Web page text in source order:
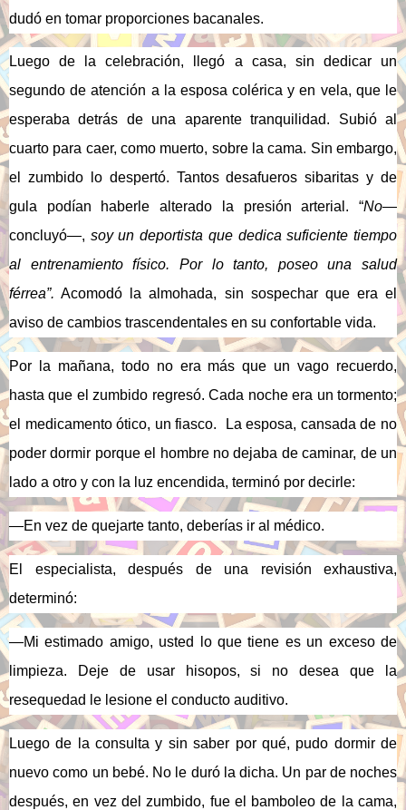
dudó en tomar proporciones bacanales.
Luego de la celebración, llegó a casa, sin dedicar un
segundo de atención a la esposa colérica y en vela, que le
esperaba detrás de una aparente tranquilidad. Subió al
cuarto para caer, como muerto, sobre la cama. Sin embargo,
el zumbido lo despertó. Tantos desafueros sibaritas y de
gula podían haberle alterado la presión arterial. “No—
concluyó—, soy un deportista que dedica suficiente tiempo
al entrenamiento físico. Por lo tanto, poseo una salud
férrea”. Acomodó la almohada, sin sospechar que era el
aviso de cambios trascendentales en su confortable vida.
Por la mañana, todo no era más que un vago recuerdo,
hasta que el zumbido regresó. Cada noche era un tormento;
el medicamento ótico, un fiasco.
La esposa, cansada de no
poder dormir porque el hombre no dejaba de caminar, de un
lado a otro y con la luz encendida, terminó por decirle:
—En vez de quejarte tanto, deberías ir al médico.
El especialista, después de una revisión exhaustiva,
determinó:
—Mi estimado amigo, usted lo que tiene es un exceso de
limpieza. Deje de usar hisopos, si no desea que la
resequedad le lesione el conducto auditivo.
Luego de la consulta y sin saber por qué, pudo dormir de
nuevo como un bebé. No le duró la dicha. Un par de noches
después, en vez del zumbido, fue el bamboleo de la cama,